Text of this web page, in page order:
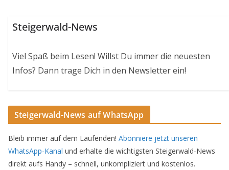
Steigerwald-News
Viel Spaß beim Lesen! Willst Du immer die neuesten
Infos? Dann trage Dich in den Newsletter ein!
Steigerwald-News auf WhatsApp
Bleib immer auf dem Laufenden! Abonniere jetzt unseren
WhatsApp-Kanal und erhalte die wichtigsten Steigerwald-News
direkt aufs Handy – schnell, unkompliziert und kostenlos.